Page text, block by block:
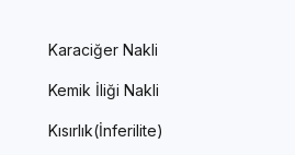
Karaciğer Nakli
Kemik İliği Nakli
Kısırlık(İnferilite)